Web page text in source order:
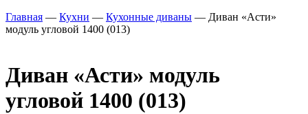
Главная — Кухни — Кухонные диваны — Диван «Асти»
модуль угловой 1400 (013)
Диван «Асти» модуль
угловой 1400 (013)